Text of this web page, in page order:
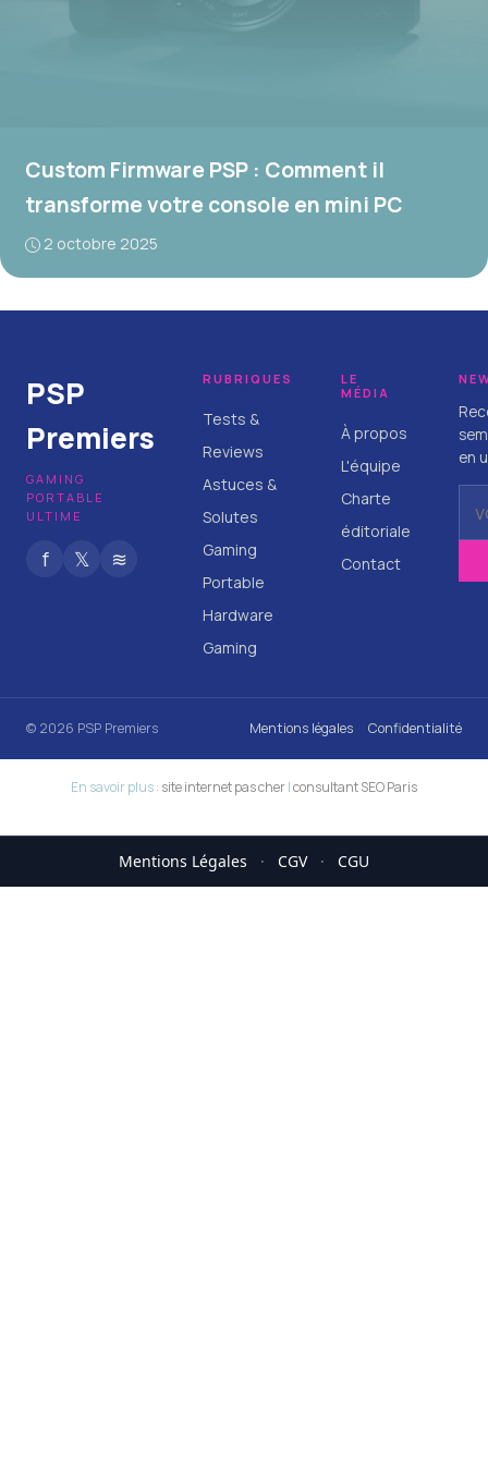
Custom Firmware PSP : Comment il
transforme votre console en mini PC
2 octobre 2025
PSP
Premiers
GAMING
PORTABLE
ULTIME
f 𝕏 ≋
RUBRIQUES
Tests &
Reviews
Astuces &
Solutes
Gaming
Portable
Hardware
Gaming
LE
MÉDIA
À propos
L'équipe
Charte
éditoriale
Contact
en
© 2026 PSP Premiers Mentions légales Confidentialité
En savoir plus : site internet pas cher|consultant SEO Paris
Mentions Légales · CGV · CGU